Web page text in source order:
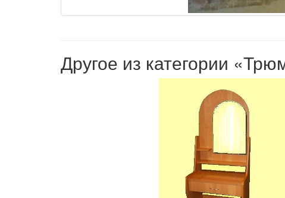
Другое из категории